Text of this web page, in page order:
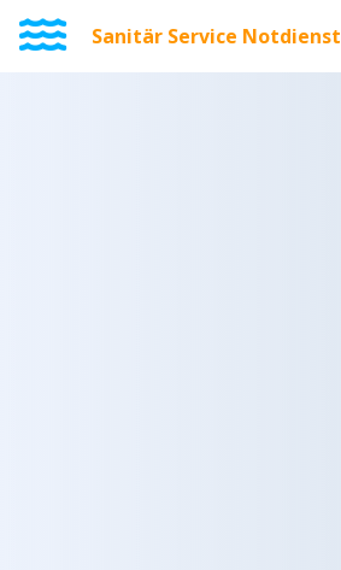
Sanitär Service Notdienst